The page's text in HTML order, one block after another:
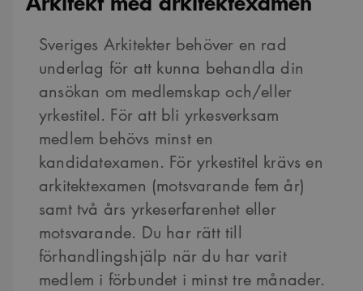
Sveriges Arkitekter behöver en rad
underlag för att kunna behandla din
ansökan om medlemskap och/eller
yrkestitel. För att bli yrkesverksam
medlem behövs minst en
kandidatexamen. För yrkestitel krävs en
arkitektexamen (motsvarande fem år)
samt två års yrkeserfarenhet eller
motsvarande. Du har rätt till
förhandlingshjälp när du har varit
medlem i förbundet i minst tre månader.